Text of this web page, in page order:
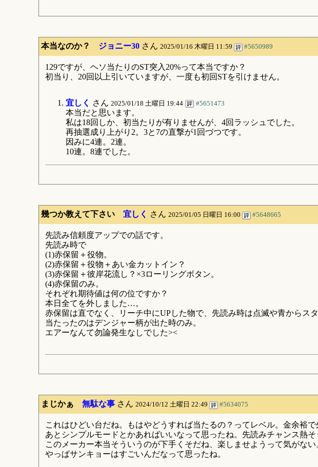
本当なのか？ ジョニー30さん 2025/01/16 木曜日 11:59 #5650989
129ですが、ヘソ当たりのST突入20%って本当ですか？
初当り、20回以上引いていますが、一度も初回STを引けません。
宜しく さん 2025/01/18 土曜日 19:44 #5651473
本当だと思います。
私は18回しか、初当たりが有りませんが、4回ラッシュでした。
再抽選成り上がり2。3と7の直撃が1回づつです。
因みに4連。2連。
10連。8連でした。
幾つか教えて下さい 宜しく さん 2025/01/05 日曜日 16:00 #5648665
先読み信頼度アップでの話です。
先読み時で
(1)赤保留＋役物。
(2)赤保留＋役物＋あい金カットイン？
(3)赤保留＋彼岸花流し？×3ローリングボタン。
(4)赤保留のみ。
それぞれ期待値は何の位ですか？
本日全てを外しました…。
赤保留は直でなく、リーチ中にUPした物で、先読み時は点滅や青からスタ
当たったのはデンジャー柄が出た時のみ。
エアーなんて勿論発生なしでした><
まじかぁ 無駄な事さん 2024/10/12 土曜日 22:49 #5634075
これはひどい台だね。もはやどうすれば当たるの？ってレベル。金余裕
あとシンプルモードとかあればいいなって思ったね。先読みチャンス熱
このメーカー本当そういうのが下手くそだね、楽しませようって気がな
やっぱサンキョーはすごいんだなって思ったね。